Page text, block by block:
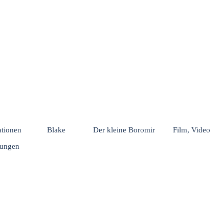
Menü überspringen
Blake Der kleine Boromir Film, Video